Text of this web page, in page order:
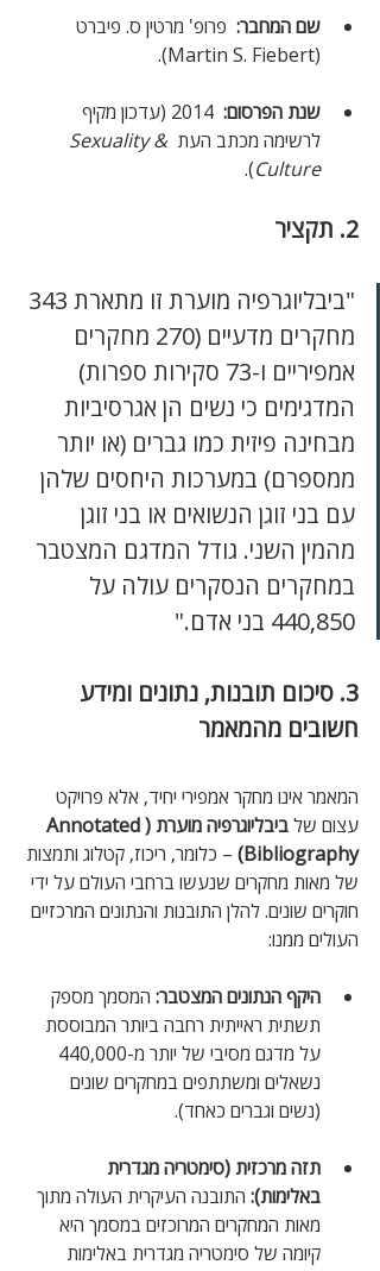
שם המחבר: פרופ' מרטין ס. פיברט
(Martin S. Fiebert).
שנת הפרסום:
2014 (עדכון מקיף
לרשימה מכתב העת Sexuality &
Culture
).
2. תקציר
מחקרים מדעיים (270 מחקרים
אמפיריים ו-73 סקירות ספרות)
המדגימים כי נשים הן אגרסיביות
מבחינה פיזית כמו גברים (או יותר
ממספרם) במערכות היחסים שלהן
עם בני זוגן הנשואים או בני זוגן
מהמין השני. גודל המדגם המצטבר
במחקרים הנסקרים עולה על
440,850 בני אדם."
3. סיכום תובנות, נתונים ומידע
חשובים מהמאמר
המאמר אינו מחקר אמפירי יחיד, אלא פרויקט
עצום של
ביבליוגרפיה מוערת (Annotated
Bibliography) – כלומר, ריכוז, קטלוג ותמצות
של מאות מחקרים שנעשו ברחבי העולם על ידי
חוקרים שונים. להלן התובנות והנתונים המרכזיים
העולים ממנו:
היקף הנתונים המצטבר: המסמך מספק
תשתית ראייתית רחבה ביותר המבוססת
נשאלים ומשתתפים במחקרים שונים
(נשים וגברים כאחד).
תזה מרכזית (סימטריה מגדרית
באלימות): התובנה העיקרית העולה מתוך
מאות המחקרים המרוכזים במסמך היא
קיומה של סימטריה מגדרית באלימות